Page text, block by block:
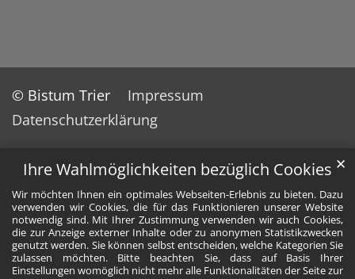
Ihre Wahlmöglichkeiten bezüglich Cookies
Wir möchten Ihnen ein optimales Webseiten-Erlebnis zu bieten. Dazu
verwenden wir Cookies, die für das Funktionieren unserer Website
notwendig sind. Mit Ihrer Zustimmung verwenden wir auch Cookies,
die zur Anzeige externer Inhalte oder zu anonymen Statistikzwecken
genutzt werden. Sie können selbst entscheiden, welche Kategorien Sie
zulassen möchten. Bitte beachten Sie, dass auf Basis Ihrer
Einstellungen womöglich nicht mehr alle Funktionalitäten der Seite zur
✕
© Bistum Trier
Impressum
Datenschutzerklärung